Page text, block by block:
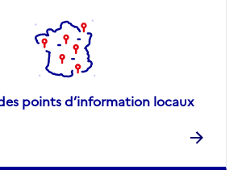
points d’information locaux